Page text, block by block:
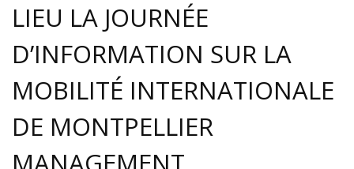
LIEU LA JOURNÉE
D’INFORMATION SUR LA
MOBILITÉ INTERNATIONALE
DE MONTPELLIER